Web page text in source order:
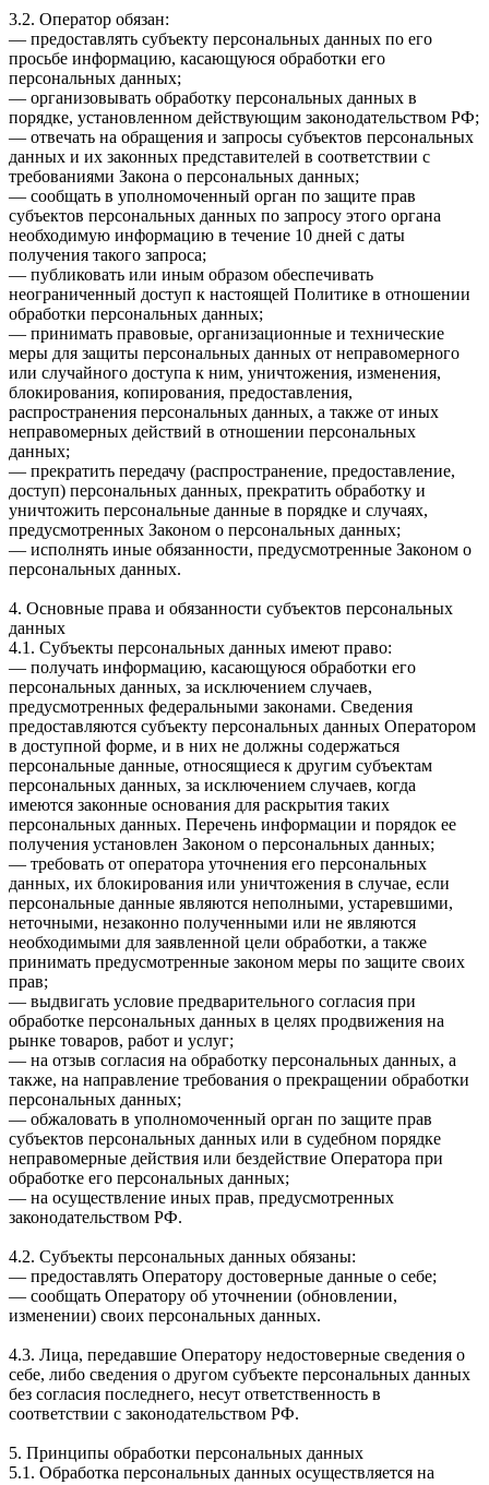
3.2. Оператор обязан:
— предоставлять субъекту персональных данных по его
просьбе информацию, касающуюся обработки его
персональных данных;
— организовывать обработку персональных данных в
порядке, установленном действующим законодательством РФ;
— отвечать на обращения и запросы субъектов персональных
данных и их законных представителей в соответствии с
требованиями Закона о персональных данных;
— сообщать в уполномоченный орган по защите прав
субъектов персональных данных по запросу этого органа
необходимую информацию в течение 10 дней с даты
получения такого запроса;
— публиковать или иным образом обеспечивать
неограниченный доступ к настоящей Политике в отношении
обработки персональных данных;
— принимать правовые, организационные и технические
меры для защиты персональных данных от неправомерного
или случайного доступа к ним, уничтожения, изменения,
блокирования, копирования, предоставления,
распространения персональных данных, а также от иных
неправомерных действий в отношении персональных
данных;
— прекратить передачу (распространение, предоставление,
доступ) персональных данных, прекратить обработку и
уничтожить персональные данные в порядке и случаях,
предусмотренных Законом о персональных данных;
— исполнять иные обязанности, предусмотренные Законом о
персональных данных.
4. Основные права и обязанности субъектов персональных
данных
4.1. Субъекты персональных данных имеют право:
— получать информацию, касающуюся обработки его
персональных данных, за исключением случаев,
предусмотренных федеральными законами. Сведения
предоставляются субъекту персональных данных Оператором
в доступной форме, и в них не должны содержаться
персональные данные, относящиеся к другим субъектам
персональных данных, за исключением случаев, когда
имеются законные основания для раскрытия таких
персональных данных. Перечень информации и порядок ее
получения установлен Законом о персональных данных;
— требовать от оператора уточнения его персональных
данных, их блокирования или уничтожения в случае, если
персональные данные являются неполными, устаревшими,
неточными, незаконно полученными или не являются
необходимыми для заявленной цели обработки, а также
принимать предусмотренные законом меры по защите своих
прав;
— выдвигать условие предварительного согласия при
обработке персональных данных в целях продвижения на
рынке товаров, работ и услуг;
— на отзыв согласия на обработку персональных данных, а
также, на направление требования о прекращении обработки
персональных данных;
— обжаловать в уполномоченный орган по защите прав
субъектов персональных данных или в судебном порядке
неправомерные действия или бездействие Оператора при
обработке его персональных данных;
— на осуществление иных прав, предусмотренных
законодательством РФ.
4.2. Субъекты персональных данных обязаны:
— предоставлять Оператору достоверные данные о себе;
— сообщать Оператору об уточнении (обновлении,
изменении) своих персональных данных.
4.3. Лица, передавшие Оператору недостоверные сведения о
себе, либо сведения о другом субъекте персональных данных
без согласия последнего, несут ответственность в
соответствии с законодательством РФ.
5. Принципы обработки персональных данных
5.1. Обработка персональных данных осуществляется на